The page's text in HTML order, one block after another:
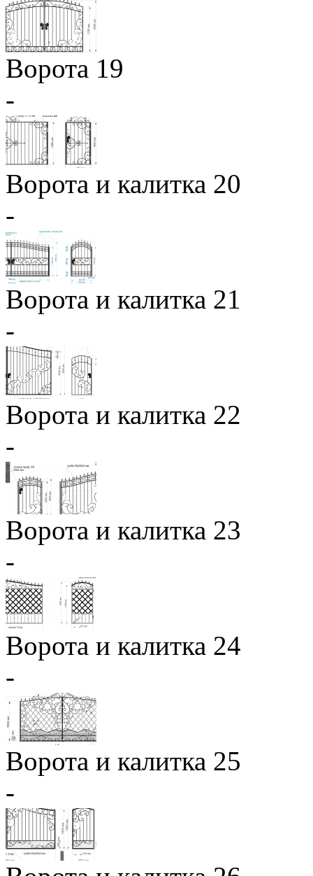
Ворота 19
-
Ворота и калитка 20
-
Ворота и калитка 21
-
Ворота и калитка 22
-
Ворота и калитка 23
-
Ворота и калитка 24
-
Ворота и калитка 25
-